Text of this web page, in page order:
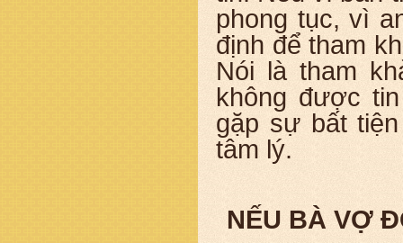
phong tục, vì
định để tham
Nói là tham
không được
gặp sự bất
tâm lý.
NẾU BÀ VỢ